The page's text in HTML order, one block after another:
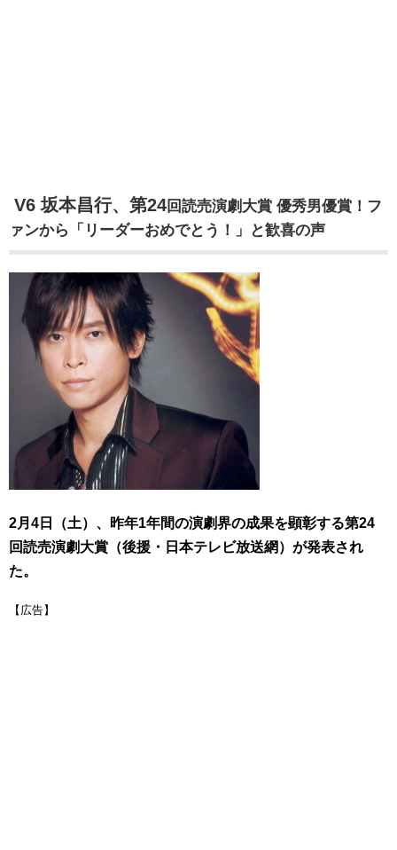
V6 坂本昌行、第24回読売演劇大賞 優秀男優賞 ！フ
ァンから「リーダーおめでとう！」と歓喜の声
2月4日（土）、昨年1年間の演劇界の成果を顕彰する第24
回読売演劇大賞（後援・日本テレビ放送網）が発表され
た。
【広告】